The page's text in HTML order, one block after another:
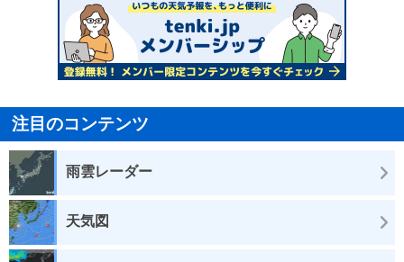
注目のコンテンツ
雨雲レーダー
天気図